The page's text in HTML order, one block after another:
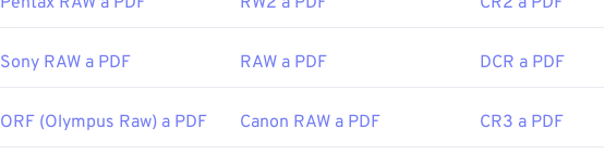
Sony RAW a PDF RAW a PDF DCR a PDF
ORF (Olympus Raw) a PDF Canon RAW a PDF CR3 a PDF